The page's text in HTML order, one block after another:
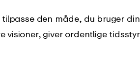
den måde, du bruger
visioner, giver ordentlige